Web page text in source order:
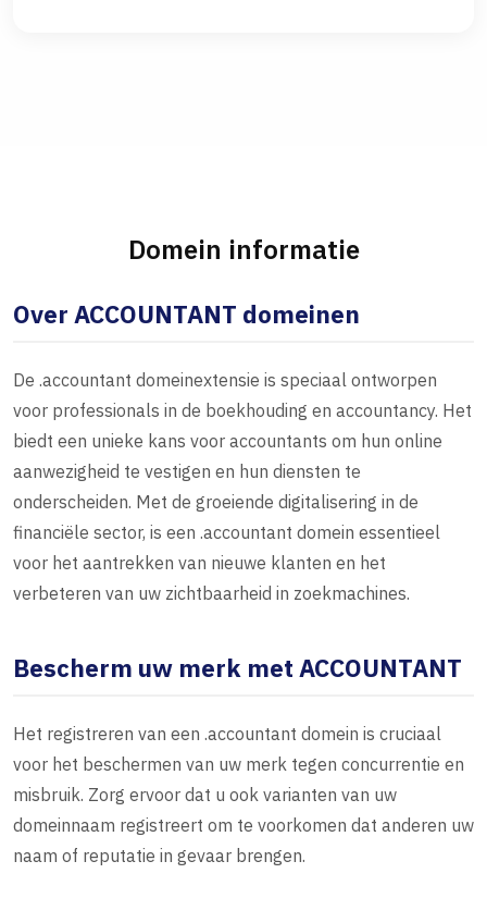
Domein informatie
Over ACCOUNTANT domeinen
De .accountant domeinextensie is speciaal ontworpen
voor professionals in de boekhouding en accountancy. Het
biedt een unieke kans voor accountants om hun online
aanwezigheid te vestigen en hun diensten te
onderscheiden. Met de groeiende digitalisering in de
financiële sector, is een .accountant domein essentieel
voor het aantrekken van nieuwe klanten en het
verbeteren van uw zichtbaarheid in zoekmachines.
Bescherm uw merk met ACCOUNTANT
Het registreren van een .accountant domein is cruciaal
voor het beschermen van uw merk tegen concurrentie en
misbruik. Zorg ervoor dat u ook varianten van uw
domeinnaam registreert om te voorkomen dat anderen uw
naam of reputatie in gevaar brengen.